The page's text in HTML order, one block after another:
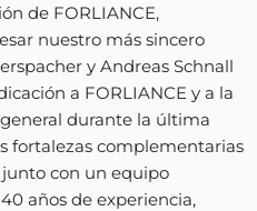
de FORLIANCE,
nuestro más sincero
y Andreas Schnall
a FORLIANCE y a la
durante la última
fortalezas complementarias
con un equipo
años de experiencia,